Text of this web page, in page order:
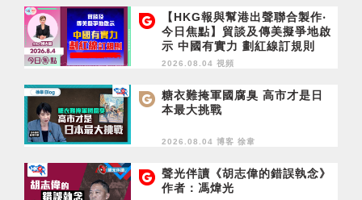
【HKG報與幫港出聲聯合製作‧
今日焦點】貿談及傳美擬爭地啟
示 中國有實力 劃紅線訂規則
2026.08.04 視頻
糖衣難掩軍國腐臭 高市才是日
本最大挑戰
2026.08.04 博客 徐韋
聲光伴讀《胡志偉的錯誤執念》
作者：馮煒光